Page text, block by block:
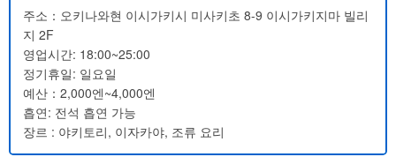
주소：오키나와현 이시가키시 미사키초 8-9 이시가키지마 빌리
지 2F
영업시간: 18:00~25:00
정기휴일: 일요일
예산：2,000엔~4,000엔
흡연: 전석 흡연 가능
장르 : 야키토리, 이자카야, 조류 요리